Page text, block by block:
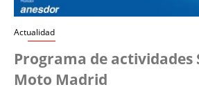
Actualidad
Programa de actividades
Moto Madrid